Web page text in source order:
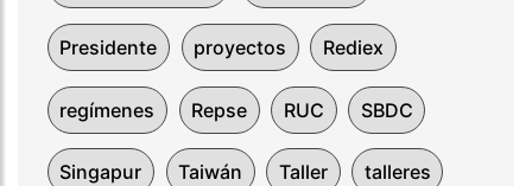
Presidente proyectos Rediex
regímenes Repse RUC SBDC
Singapur Taiwán Taller talleres